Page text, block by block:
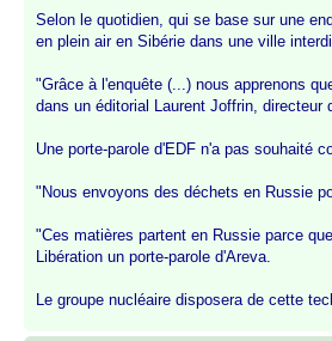
Selon le quotidien, qui se base sur une
en plein air en Sibérie dans une ville
"Grâce à l'enquête (...) nous apprenons
dans un éditorial Laurent Joffrin, directeur
Une porte-parole d'EDF n'a pas souhaité
"Nous envoyons des déchets en Russie
"Ces matières partent en Russie parce
Libération un porte-parole d'Areva.
Le groupe nucléaire disposera de cette